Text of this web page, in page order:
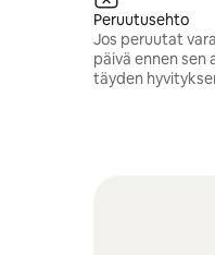
Peruutusehto
Jos peruutat
päivä ennen sen
täyden